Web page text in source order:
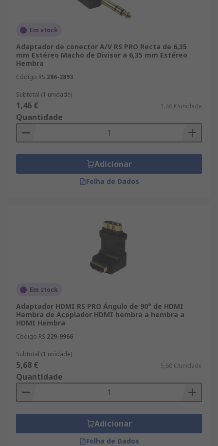
Em stock
Adaptador de conector A/V RS PRO Recta de 6,35
mm Estéreo Macho de Divisor a 6,35 mm Estéreo
Hembra
Código RS 286-2893
Subtotal (1 unidade)
1,46 € 1,46 €/unidade
Quantidade
Adicionar
Folha de Dados
Em stock
Adaptador HDMI RS PRO Ángulo de 90° de HDMI
Hembra de Acoplador HDMI hembra a hembra a
HDMI Hembra
Código RS 229-9966
Subtotal (1 unidade)
5,68 € 5,68 €/unidade
Quantidade
Adicionar
Folha de Dados